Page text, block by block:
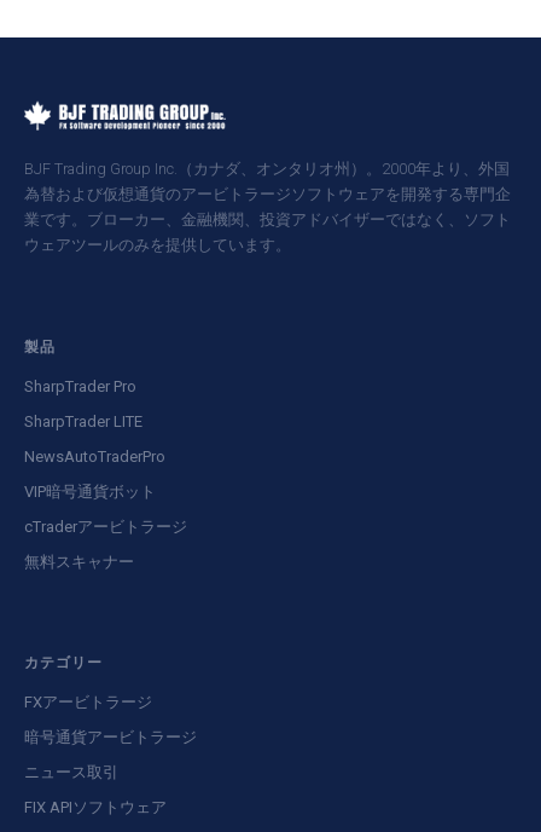
BJF Trading Group Inc.（カナダ、オンタリオ州）。2000年より、外国
為替および仮想通貨のアービトラージソフトウェアを開発する専門企
業です。ブローカー、金融機関、投資アドバイザーではなく、ソフト
ウェアツールのみを提供しています。
製品
SharpTrader Pro
SharpTrader LITE
NewsAutoTraderPro
VIP暗号通貨ボット
cTraderアービトラージ
無料スキャナー
カテゴリー
FXアービトラージ
暗号通貨アービトラージ
ニュース取引
FIX APIソフトウェア